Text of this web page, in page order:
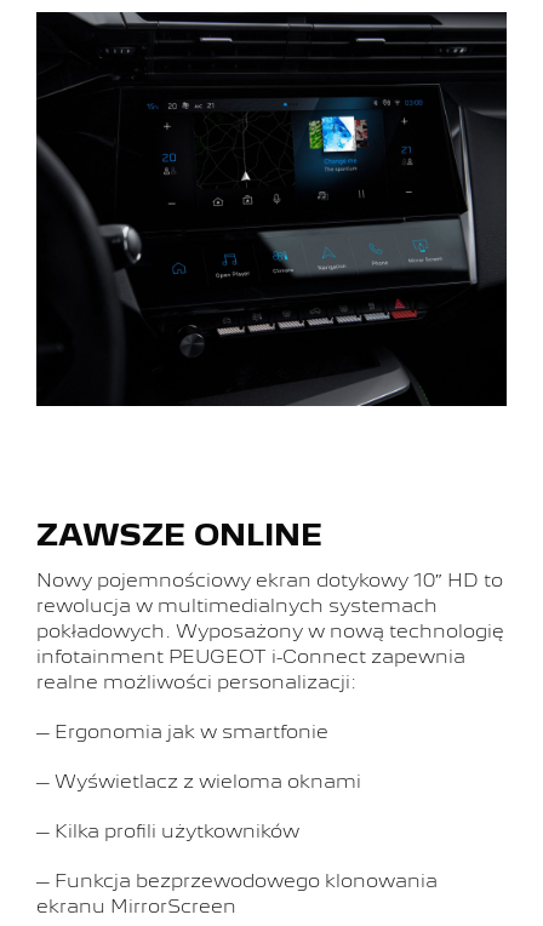
ZAWSZE ONLINE
Nowy pojemnościowy ekran dotykowy 10″ HD to
rewolucja w multimedialnych systemach
pokładowych. Wyposażony w nową technologię
infotainment PEUGEOT i-Connect zapewnia
realne możliwości personalizacji:
– Ergonomia jak w smartfonie
– Wyświetlacz z wieloma oknami
– Kilka profili użytkowników
– Funkcja bezprzewodowego klonowania
ekranu MirrorScreen